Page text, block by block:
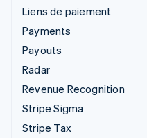
Liens de paiement
Payments
Payouts
Radar
Revenue Recognition
Stripe Sigma
Stripe Tax